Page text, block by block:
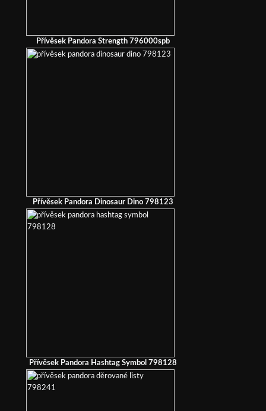
Přívěsek Pandora Strength 796000spb
Přívěsek Pandora Dinosaur Dino 798123
Přívěsek Pandora Hashtag Symbol 798128